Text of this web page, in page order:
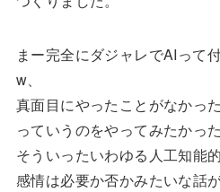
まー完全にダジャレでAIって
w、
真面目にやったことがなかっ
っていうのをやってみたかっ
そういったいわゆる人工知能
感情は必要か否かみたいな話